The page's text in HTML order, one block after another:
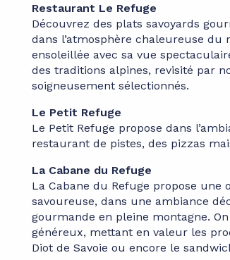
Restaurant Le Refuge
Découvrez des plats savoyards
dans l’atmosphère chaleureuse
ensoleillée avec sa vue
des traditions alpines, revisité par
soigneusement sélectionnés.
Le Petit Refuge
Le Petit Refuge propose dans
restaurant de pistes, des pizzas
La Cabane du Refuge
La Cabane du Refuge propose
savoureuse, dans une ambiance
gourmande en pleine montagne.
généreux, mettant en valeur les
Diot de Savoie ou encore le